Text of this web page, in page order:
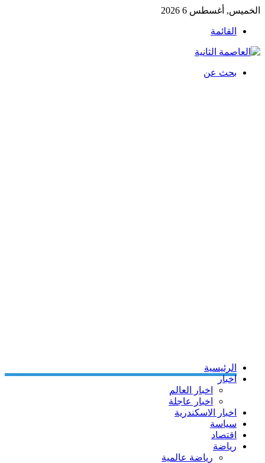
الخميس, أغسطس 6 2026
القائمة
بحث عن
الرئيسية
اخبار
اخبار العالم
اخبار عاجلة
اخبار الاسكندرية
سياسة
اقتصاد
رياضة
رياضة عالمية